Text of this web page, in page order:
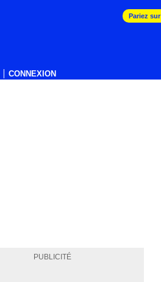
CONNEXION
Pariez
PUBLICITÉ